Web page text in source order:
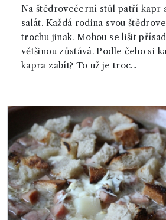
Na štědrovečerní stůl patří kapr
salát. Každá rodina svou
trochu jinak. Mohou se lišit
většinou zůstává. Podle čeho si
kapra zabít? To už je troc...